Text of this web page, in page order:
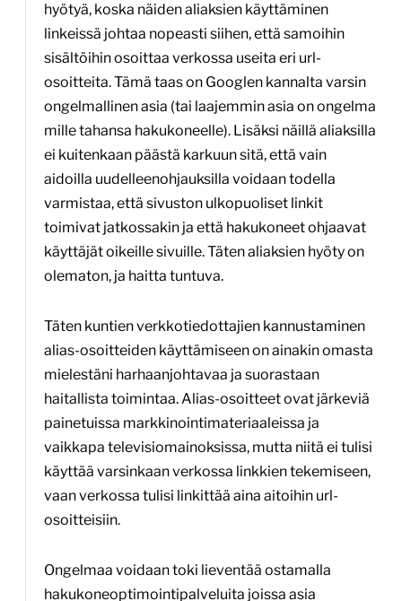
hyötyä, koska näiden aliaksien käyttäminen
linkeissä johtaa nopeasti siihen, että samoihin
sisältöihin osoittaa verkossa useita eri url-
osoitteita. Tämä taas on Googlen kannalta varsin
ongelmallinen asia (tai laajemmin asia on ongelma
mille tahansa hakukoneelle). Lisäksi näillä aliaksilla
ei kuitenkaan päästä karkuun sitä, että vain
aidoilla uudelleenohjauksilla voidaan todella
varmistaa, että sivuston ulkopuoliset linkit
toimivat jatkossakin ja että hakukoneet ohjaavat
käyttäjät oikeille sivuille. Täten aliaksien hyöty on
olematon, ja haitta tuntuva.
Täten kuntien verkkotiedottajien kannustaminen
alias-osoitteiden käyttämiseen on ainakin omasta
mielestäni harhaanjohtavaa ja suorastaan
haitallista toimintaa. Alias-osoitteet ovat järkeviä
painetuissa markkinointimateriaaleissa ja
vaikkapa televisiomainoksissa, mutta niitä ei tulisi
käyttää varsinkaan verkossa linkkien tekemiseen,
vaan verkossa tulisi linkittää aina aitoihin url-
osoitteisiin.
Ongelmaa voidaan toki lieventää ostamalla
hakukoneoptimointipalveluita joissa asia